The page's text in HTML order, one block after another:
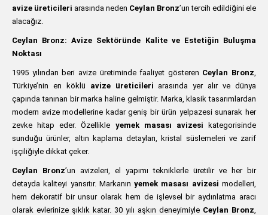
avize üreticileri arasında neden Ceylan Bronz’un tercih edildiğini ele
alacağız.
Ceylan Bronz: Avize Sektöründe Kalite ve Estetiğin Buluşma
Noktası
1995 yılından beri avize üretiminde faaliyet gösteren Ceylan Bronz,
Türkiye’nin en köklü avize üreticileri arasında yer alır ve dünya
çapında tanınan bir marka haline gelmiştir. Marka, klasik tasarımlardan
modern avize modellerine kadar geniş bir ürün yelpazesi sunarak her
zevke hitap eder. Özellikle yemek masası avizesi kategorisinde
sunduğu ürünler, altın kaplama detayları, kristal süslemeleri ve zarif
işçiliğiyle dikkat çeker.
Ceylan Bronz’un avizeleri, el yapımı tekniklerle üretilir ve her bir
detayda kaliteyi yansıtır. Markanınyemek masası avizesi modelleri,
hem dekoratif bir unsur olarak hem de işlevsel bir aydınlatma aracı
olarak evlerinize şıklık katar. 30 yılı aşkın deneyimiyle Ceylan Bronz,